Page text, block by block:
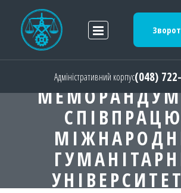
Адміністративний корпус(048)